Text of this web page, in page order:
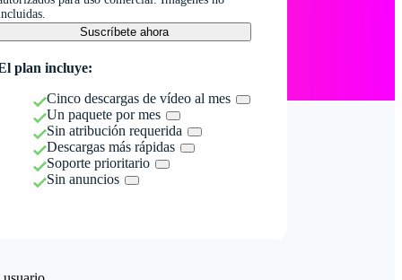
Suscríbete ahora
plan incluye:
Cinco descargas de vídeo al mes
Un paquete por mes
Sin atribución requerida
Descargas más rápidas
Soporte prioritario
Sin anuncios